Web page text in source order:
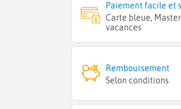
Paiement facile et
Carte bleue,
vacances
Remboursement
Selon conditions